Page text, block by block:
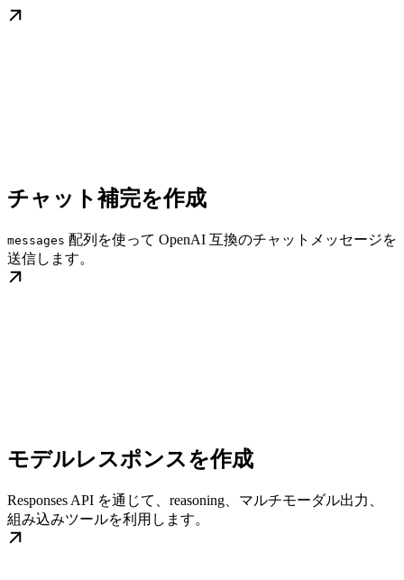
チャット補完を作成
messages 配列を使って OpenAI 互換のチャットメッセージを
送信します。
モデルレスポンスを作成
Responses API を通じて、reasoning、マルチモーダル出力、
組み込みツールを利用します。